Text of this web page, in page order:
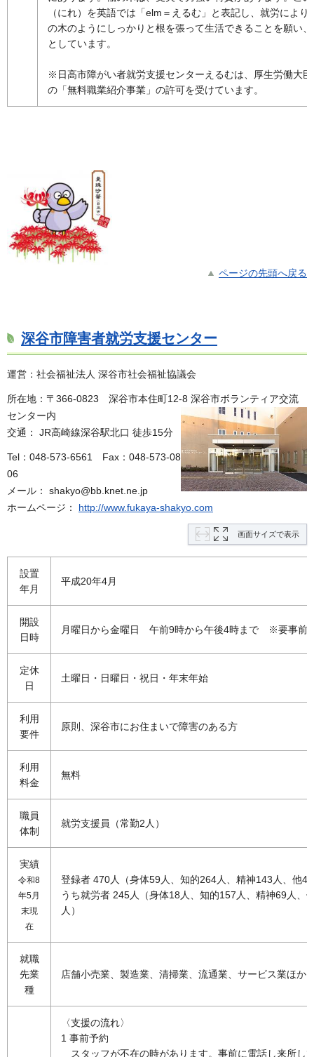
（にれ）を英語では「elm＝えるむ」と表記し、就労により
の木のようにしっかりと根を張って生活できることを願い
としています。
※日高市障がい者就労支援センターえるむは、厚生労働大
の「無料職業紹介事業」の許可を受けています。
ページの先頭へ戻る
深谷市障害者就労支援センター
運営：社会福祉法人 深谷市社会福祉協議会
所在地：〒366-0823 深谷市本住町12-8 深谷市ボランティア交流
センター内
交通： JR高崎線深谷駅北口 徒歩15分
Tel：048-573-6561 Fax：048-573-08
06
メール： shakyo@bb.knet.ne.jp
ホームページ： http://www.fukaya-shakyo.com
画面サイズで表示
設置
年月
平成20年4月
開設
日時
月曜日から金曜日 午前9時から午後4時まで ※要事前
定休
日
土曜日・日曜日・祝日・年末年始
利用
要件
原則、深谷市にお住まいで障害のある方
利用
料金
無料
職員
体制
就労支援員（常勤2人）
実績
令和8
年5月
末現
在
登録者 470人（身体59人、知的264人、精神143人、他4
うち就労者 245人（身体18人、知的157人、精神69人、
人）
就職
先業
種
店舗小売業、製造業、清掃業、流通業、サービス業ほか
〈支援の流れ〉
1 事前予約
ス タッフが不在の時があります。事前に電話し来所し